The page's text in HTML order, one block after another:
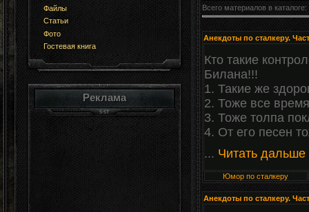
Файлы
Статьи
Фото
Гостевая книга
Реклама
Всего материалов в каталоге:
Анекдоты по сталкеру.
Кто такие
Билана!!!
1. Такие же
2. Тоже все
3. Тоже толпа
4. От его песен
... Читать дальше
Юмор по сталкеру
Анекдоты по сталкеру.